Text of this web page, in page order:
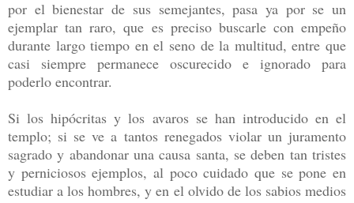
por el bienestar de sus semejantes, pasa ya por se un
ejemplar tan raro, que es preciso buscarle con empeño
durante largo tiempo en el seno de la multitud, entre que
casi siempre permanece oscurecido e ignorado para
poderlo encontrar.
Si los hipócritas y los avaros se han introducido en el
templo; si se ve a tantos renegados violar un juramento
sagrado y abandonar una causa santa, se deben tan tristes
y perniciosos ejemplos, al poco cuidado que se pone en
estudiar a los hombres, y en el olvido de los sabios medios